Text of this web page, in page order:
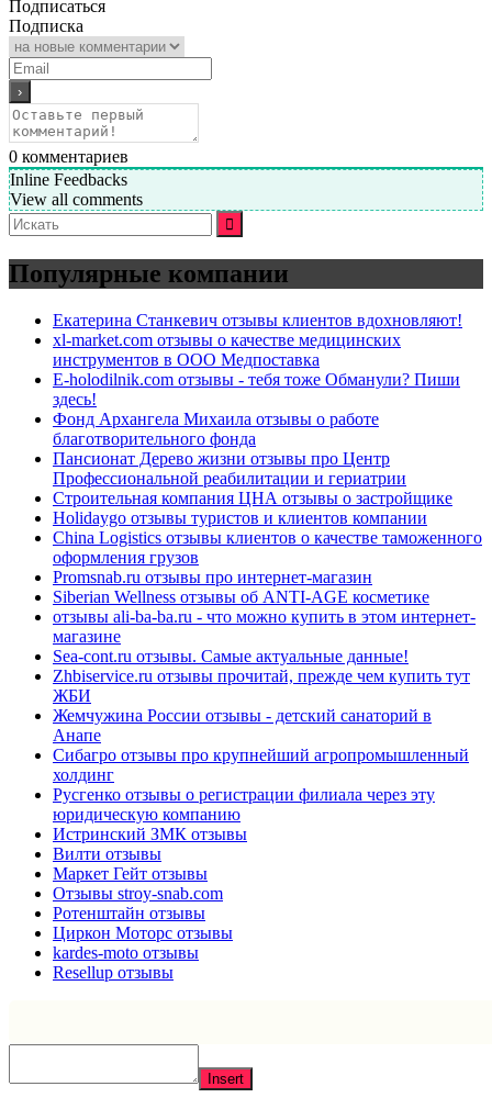
Подписаться
Подписка
0 комментариев
Inline Feedbacks
View all comments
Искать:
Популярные компании
Екатерина Станкевич отзывы клиентов вдохновляют!
xl-market.com отзывы о качестве медицинских
инструментов в ООО Медпоставка
E-holodilnik.com отзывы - тебя тоже Обманули? Пиши
здесь!
Фонд Архангела Михаила отзывы о работе
благотворительного фонда
Пансионат Дерево жизни отзывы про Центр
Профессиональной реабилитации и гериатрии
Строительная компания ЦНА отзывы о застройщике
Holidaygo отзывы туристов и клиентов компании
China Logistics отзывы клиентов о качестве таможенного
оформления грузов
Promsnab.ru отзывы про интернет-магазин
Siberian Wellness отзывы об ANTI-AGE косметике
отзывы ali-ba-ba.ru - что можно купить в этом интернет-
магазине
Sea-cont.ru отзывы. Самые актуальные данные!
Zhbiservice.ru отзывы прочитай, прежде чем купить тут
ЖБИ
Жемчужина России отзывы - детский санаторий в
Анапе
Сибагро отзывы про крупнейший агропромышленный
холдинг
Русгенко отзывы о регистрации филиала через эту
юридическую компанию
Истринский ЗМК отзывы
Вилти отзывы
Маркет Гейт отзывы
Отзывы stroy-snab.com
Ротенштайн отзывы
Циркон Моторс отзывы
kardes-moto отзывы
Resellup отзывы
Insert